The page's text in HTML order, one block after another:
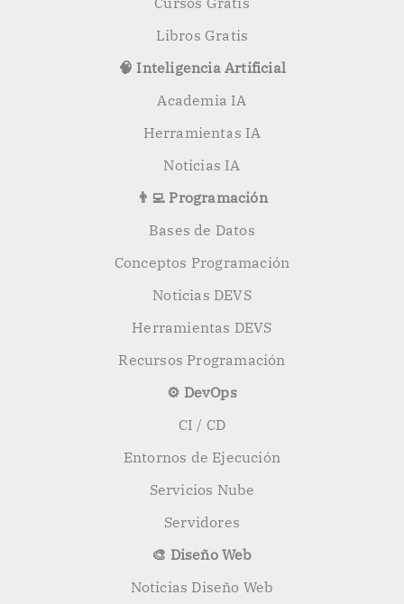
Libros Gratis
🧠 Inteligencia Artificial
Academia IA
Herramientas IA
Noticias IA
👨‍💻 Programación
Bases de Datos
Conceptos Programación
Noticias DEVS
Herramientas DEVS
Recursos Programación
⚙️ DevOps
CI / CD
Entornos de Ejecución
Servicios Nube
Servidores
🎨 Diseño Web
Noticias Diseño Web